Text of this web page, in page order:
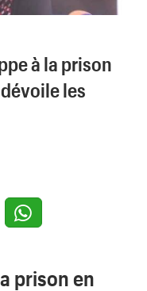
à la prison
les
prison en